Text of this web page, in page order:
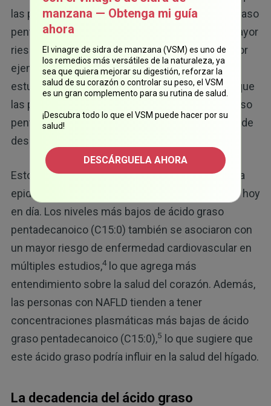
las personas con niveles circulantes de ácido graso
pentadecanoico (C15:0) más bajos tienen un mayor
riesgo de desarrollar enfermedades crónicas. Por
ejemplo, en un metaanálisis2de un total de 33
estudios de cohorte prospectivos se encontró que
las personas con niveles más altos de ácido graso
pentadecanoico (C15:0) tenían un menor riesgo de
desarrollar diabetes tipo 2.
Esto resulta particularmente significativo, dada la
epidemia mundial de diabetes que enfrentamos hoy
en día. Los niveles más bajos de ácido graso
pentadecanoico (C15:0) también se asociaron con
un mayor riesgo de enfermedad cardiovascular en
múltiples estudios,4 lo que agrega más
entendimiento sobre la salud del corazón. Además,
las personas con NAFLD tienden a tener
concentraciones plasmáticas más bajas de ácido
graso pentadecanoico (C15:0),5
lo que sugiere que
este ácido graso podría influir en la salud del hígado.
La decadencia del ácido graso
manzana — Obtenga mi guía
ahora
El vinagre de sidra de manzana (VSM) es uno de
los remedios más versátiles de la naturaleza, ya
sea que quiera mejorar su digestión, reforzar la
salud de su corazón o controlar su peso, el VSM
es un gran complemento para su rutina de salud.
¡Descubra todo lo que el VSM puede hacer por su
salud!
DESCÁRGUELA AHORA